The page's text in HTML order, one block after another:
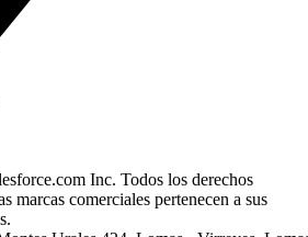
hay resultados
Inc. Todos los derechos
marcas comerciales pertenecen a sus